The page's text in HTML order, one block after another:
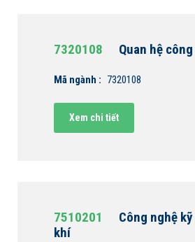
7320108 Quan hệ
Mã ngành : 7320108
Xem chi tiết
7510201
Công nghệ
khí